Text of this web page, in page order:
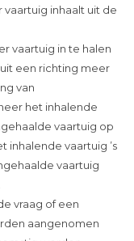
vaartuig inhaalt uit de
vaartuig in te halen
een richting meer
van
het inhalende
vaartuig op
inhalende vaartuig ’s
vaartuig
vraag of een
aangenomen